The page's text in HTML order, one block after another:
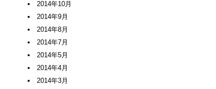
2014年10月
2014年9月
2014年8月
2014年7月
2014年5月
2014年4月
2014年3月